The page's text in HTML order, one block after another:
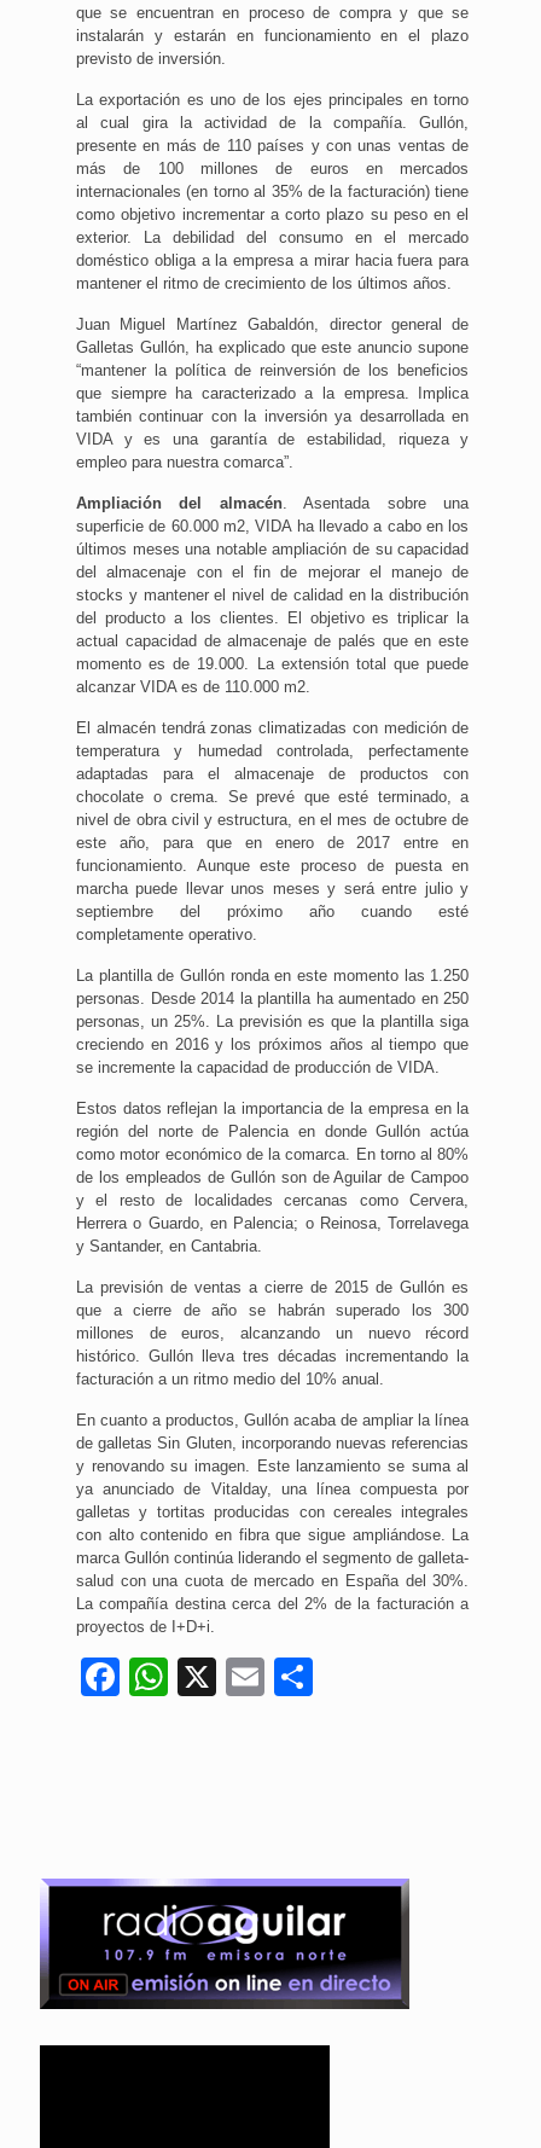
que se encuentran en proceso de compra y que se
instalarán y estarán en funcionamiento en el plazo
previsto de inversión.
La exportación es uno de los ejes principales en torno
al cual gira la actividad de la compañía. Gullón,
presente en más de 110 países y con unas ventas de
más de 100 millones de euros en mercados
internacionales (en torno al 35% de la facturación) tiene
como objetivo incrementar a corto plazo su peso en el
exterior. La debilidad del consumo en el mercado
doméstico obliga a la empresa a mirar hacia fuera para
mantener el ritmo de crecimiento de los últimos años.
Juan Miguel Martínez Gabaldón, director general de
Galletas Gullón, ha explicado que este anuncio supone
“mantener la política de reinversión de los beneficios
que siempre ha caracterizado a la empresa. Implica
también continuar con la inversión ya desarrollada en
VIDA y es una garantía de estabilidad, riqueza y
empleo para nuestra comarca”.
Ampliación del almacén. Asentada sobre una
superficie de 60.000 m2, VIDA ha llevado a cabo en los
últimos meses una notable ampliación de su capacidad
del almacenaje con el fin de mejorar el manejo de
stocks y mantener el nivel de calidad en la distribución
del producto a los clientes. El objetivo es triplicar la
actual capacidad de almacenaje de palés que en este
momento es de 19.000. La extensión total que puede
alcanzar VIDA es de 110.000 m2.
El almacén tendrá zonas climatizadas con medición de
temperatura y humedad controlada, perfectamente
adaptadas para el almacenaje de productos con
chocolate o crema. Se prevé que esté terminado, a
nivel de obra civil y estructura, en el mes de octubre de
este año, para que en enero de 2017 entre en
funcionamiento. Aunque este proceso de puesta en
marcha puede llevar unos meses y será entre julio y
septiembre del próximo año cuando esté
completamente operativo.
La plantilla de Gullón ronda en este momento las 1.250
personas. Desde 2014 la plantilla ha aumentado en 250
personas, un 25%. La previsión es que la plantilla siga
creciendo en 2016 y los próximos años al tiempo que
se incremente la capacidad de producción de VIDA.
Estos datos reflejan la importancia de la empresa en la
región del norte de Palencia en donde Gullón actúa
como motor económico de la comarca. En torno al 80%
de los empleados de Gullón son de Aguilar de Campoo
y el resto de localidades cercanas como Cervera,
Herrera o Guardo, en Palencia; o Reinosa, Torrelavega
y Santander, en Cantabria.
La previsión de ventas a cierre de 2015 de Gullón es
que a cierre de año se habrán superado los 300
millones de euros, alcanzando un nuevo récord
histórico. Gullón lleva tres décadas incrementando la
facturación a un ritmo medio del 10% anual.
En cuanto a productos, Gullón acaba de ampliar la línea
de galletas Sin Gluten, incorporando nuevas referencias
y renovando su imagen. Este lanzamiento se suma al
ya anunciado de Vitalday, una línea compuesta por
galletas y tortitas producidas con cereales integrales
con alto contenido en fibra que sigue ampliándose. La
marca Gullón continúa liderando el segmento de galleta-
salud con una cuota de mercado en España del 30%.
La compañía destina cerca del 2% de la facturación a
proyectos de I+D+i.
Facebook
WhatsApp
X Email